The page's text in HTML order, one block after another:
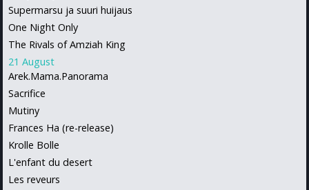
Supermarsu ja suuri huijaus
One Night Only
The Rivals of Amziah King
21 August
Arek.Mama.Panorama
Sacrifice
Mutiny
Frances Ha (re-release)
Krolle Bolle
L'enfant du desert
Les reveurs